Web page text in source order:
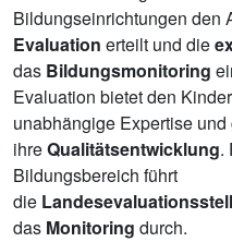
Bildungseinrichtungen den
Evaluation erteilt und die
das Bildungsmonitoring
Evaluation bietet den
unabhängige Expertise
ihreQualitätsentwicklung.
Bildungsbereich führt
die
das Monitoring durch.